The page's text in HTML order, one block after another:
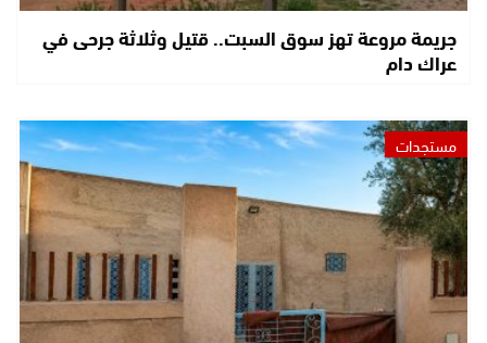
جريمة مروعة تهز سوق السبت.. قتيل وثلاثة جرحى في
عراك دام
مستجدات